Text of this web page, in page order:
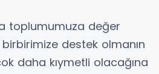
toplumumuza değer
birbirimize destek olmanın
daha kıymetli olacağına